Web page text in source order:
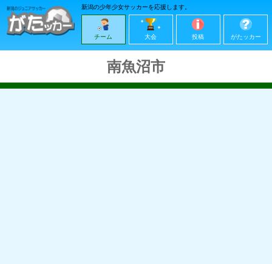
新潟の少年少女サッカーを応援します。
チーム 大会 投稿 がたッカー
南魚沼市